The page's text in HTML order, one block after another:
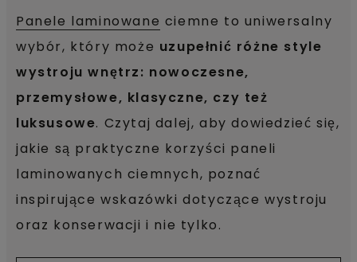
Panele laminowane ciemne to uniwersalny
wybór, który może uzupełnić różne style
wystroju wnętrz: nowoczesne,
przemysłowe, klasyczne, czy też
luksusowe. Czytaj dalej, aby dowiedzieć się,
jakie są praktyczne korzyści paneli
laminowanych ciemnych, poznać
inspirujące wskazówki dotyczące wystroju
oraz konserwacji i nie tylko.